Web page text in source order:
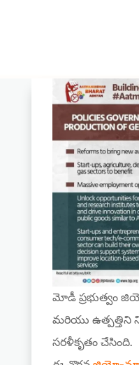
మోడీ ప్రభుత్వం
మరియు ఉత్పత్తిని
సరళీకృతం చేసింది.